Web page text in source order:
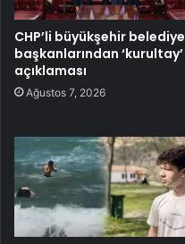
CHP’li büyükşehir belediye
başkanlarından ‘kurultay’
açıklaması
Ağustos 7, 2026